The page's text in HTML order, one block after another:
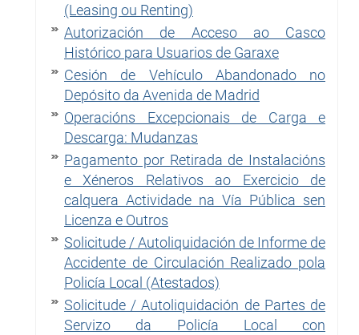
(Leasing ou Renting)
Autorización de Acceso ao Casco
Histórico para Usuarios de Garaxe
Cesión de Vehículo Abandonado no
Depósito da Avenida de Madrid
Operacións Excepcionais de Carga e
Descarga: Mudanzas
Pagamento por Retirada de Instalacións
e Xéneros Relativos ao Exercicio de
calquera Actividade na Vía Pública sen
Licenza e Outros
Solicitude / Autoliquidación de Informe de
Accidente de Circulación Realizado pola
Policía Local (Atestados)
Solicitude / Autoliquidación de Partes de
Servizo da Policía Local con